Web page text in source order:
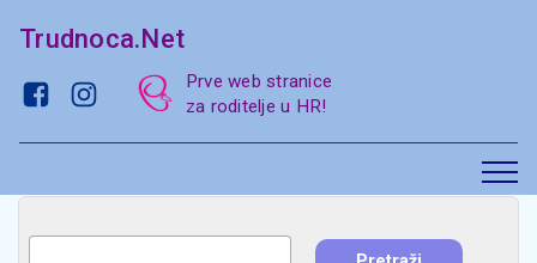
Trudnoca.Net
Prve web stranice
za roditelje u HR!